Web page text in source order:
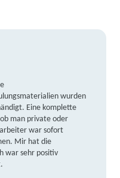
wurden
Eine komplette
man private oder
war sofort
Mir hat die
war sehr positiv